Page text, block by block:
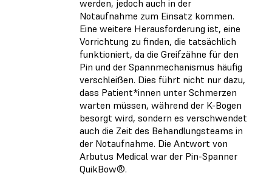
werden, jedoch auch in der
Notaufnahme zum Einsatz kommen.
Eine weitere Herausforderung ist, eine
Vorrichtung zu finden, die tatsächlich
funktioniert, da die Greifzähne für den
Pin und der Spannmechanismus häufig
verschleißen. Dies führt nicht nur dazu,
dass Patient*innen unter Schmerzen
warten müssen, während der K-Bogen
besorgt wird, sondern es verschwendet
auch die Zeit des Behandlungsteams in
der Notaufnahme. Die Antwort von
Arbutus Medical war der Pin-Spanner
QuikBow®.